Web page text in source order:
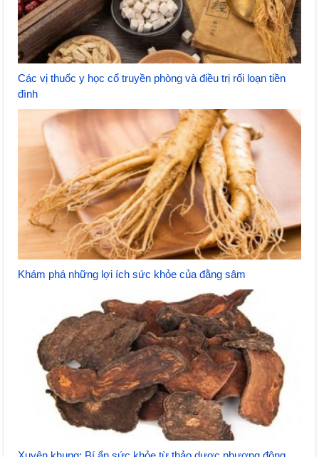
Các vị thuốc y học cổ truyền phòng và điều trị rối loạn tiền
đình
Khám phá những lợi ích sức khỏe của đằng sâm